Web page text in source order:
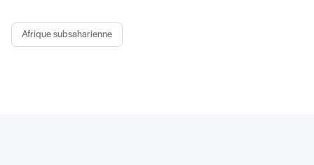
Afrique subsaharienne